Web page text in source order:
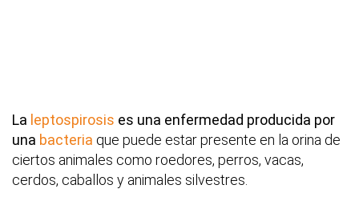
La leptospirosis es una enfermedad producida por
una bacteria que puede estar presente en la orina de
ciertos animales como roedores, perros, vacas,
cerdos, caballos y animales silvestres.